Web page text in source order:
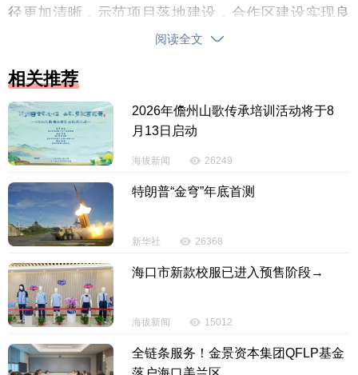
径更加清晰，示范项目落地建设，合作区建设实现良
实施投资扩容提量行动。
延链、优化升级，着力构建具有保亭特色和优势的现
代化产业体系，推动经济实现质的有效提升和量的较
快增长。
实施康养旅游提优行动。
设施，培育一批高品质康养旅游项目、A级景区和旅游
文化体育品牌赛事，实施文化赋能康养旅游行动，力
争培育国际化康养旅游品牌。
实施生态底色提靓行动。
守护好青山绿水这一最强优势和最大本钱，积极拓
宽“两山”转化路径，倡导绿色生产生活方式，全力创
阅读全文
相关推荐
2026年儋州山歌传承培训活动将于8
月13日启动
海拔新闻 26249
特朗普“金穹”年底首测
新华社 26368
海口市新款校服已进入预售阶段→
海拔新闻 15012
全链条服务！金景资本集团QFLP基金